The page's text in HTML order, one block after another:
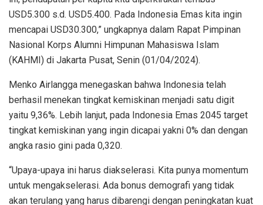
USD5.300 s.d. USD5.400. Pada Indonesia Emas kita ingin
mencapai USD30.300,” ungkapnya dalam Rapat Pimpinan
Nasional Korps Alumni Himpunan Mahasiswa Islam
(KAHMI) di Jakarta Pusat, Senin (01/04/2024).
Menko Airlangga menegaskan bahwa Indonesia telah
berhasil menekan tingkat kemiskinan menjadi satu digit
yaitu 9,36%. Lebih lanjut, pada Indonesia Emas 2045 target
tingkat kemiskinan yang ingin dicapai yakni 0% dan dengan
angka rasio gini pada 0,320.
“Upaya-upaya ini harus diakselerasi. Kita punya momentum
untuk mengakselerasi. Ada bonus demografi yang tidak
akan terulang yang harus dibarengi dengan peningkatan kuat